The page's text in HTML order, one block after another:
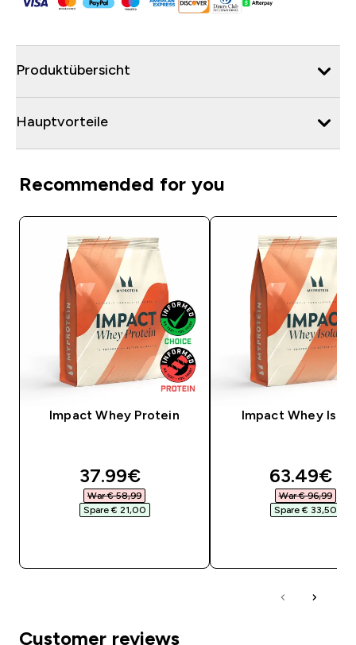
Produktübersicht
Hauptvorteile
Recommended for you
Impact Whey Protein
discounted price
37.99€‎
War € 58,99‎
Spare € 21,00‎
Impact Whey
63.49€‎
War € 96,99‎
Spare € 33,50‎
Customer reviews